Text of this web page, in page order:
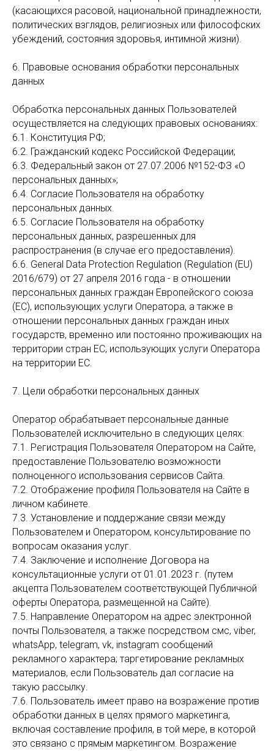
(касающихся расовой, национальной принадлежности,
политических взглядов, религиозных или философских
убеждений, состояния здоровья, интимной жизни).
6. Правовые основания обработки персональных
данных
Обработка персональных данных Пользователей
осуществляется на следующих правовых основаниях:
6.1. Конституция РФ;
6.2. Гражданский кодекс Российской Федерации;
6.3. Федеральный закон от 27.07.2006 №152-ФЗ «О
персональных данных»;
6.4. Согласие Пользователя на обработку
персональных данных.
6.5. Согласие Пользователя на обработку
персональных данных, разрешенных для
распространения (в случае его предоставления).
6.6. General Data Protection Regulation (Regulation (EU)
2016/679) от 27 апреля 2016 года - в отношении
персональных данных граждан Европейского союза
(ЕС), использующих услуги Оператора, а также в
отношении персональных данных граждан иных
государств, временно или постоянно проживающих на
территории стран ЕС, использующих услуги Оператора
на территории ЕС.
7. Цели обработки персональных данных
Оператор обрабатывает персональные данные
Пользователей исключительно в следующих целях:
7.1. Регистрация Пользователя Оператором на Сайте,
предоставление Пользователю возможности
полноценного использования сервисов Сайта.
7.2. Отображение профиля Пользователя на Сайте в
личном кабинете.
7.3. Установление и поддержание связи между
Пользователем и Оператором, консультирование по
вопросам оказания услуг.
7.4. Заключение и исполнение Договора на
консультационные услуги от 01.01.2023 г. (путем
акцепта Пользователем соответствующей Публичной
оферты Оператора, размещенной на Сайте).
7.5. Направление Оператором на адрес электронной
почты Пользователя, а также посредством смс, viber,
whatsApp, telegram, vk, instagram сообщений
рекламного характера; таргетирование рекламных
материалов, если Пользователь дал согласие на
такую рассылку.
7.6. Пользователь имеет право на возражение против
обработки данных в целях прямого маркетинга,
включая составление профиля, в той мере, в которой
это связано с прямым маркетингом. Возражение